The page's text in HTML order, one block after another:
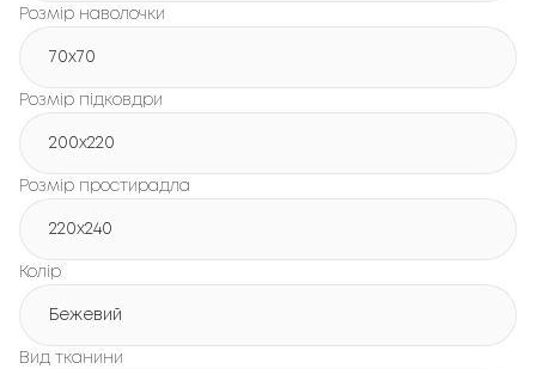
Розмір наволочки
70x70
Розмір підковдри
200x220
Розмір простирадла
220x240
Колір
Бежевий
Вид тканини